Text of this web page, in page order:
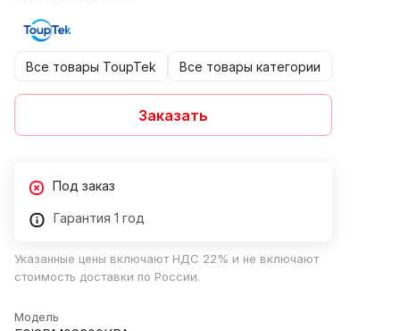
Все товары ToupTek Все товары категории
Заказать
Под заказ
Гарантия 1 год
Указанные цены включают НДС 22% и не включают
стоимость доставки по России.
Модель